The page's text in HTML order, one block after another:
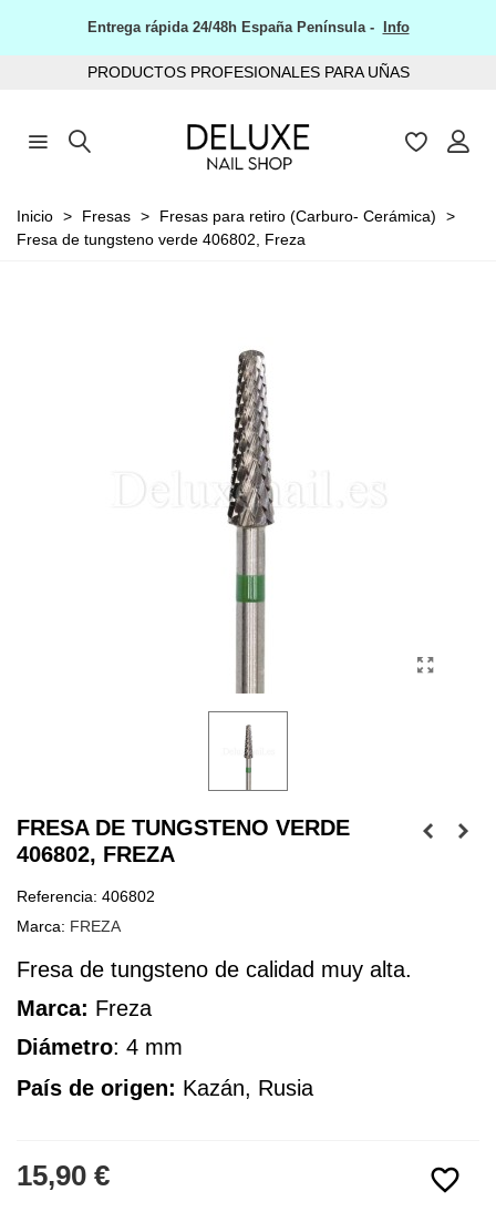
Entrega rápida 24/48h España Península - Info
PRODUCTOS PROFESIONALES PARA UÑAS
Inicio > Fresas > Fresas para retiro (Carburo- Cerámica)
>
Fresa de tungsteno verde 406802, Freza
FRESA DE TUNGSTENO VERDE
406802, FREZA
Referencia: 406802
Marca: FREZA
Fresa de tungsteno de calidad muy alta.
Marca: Freza
Diámetro: 4 mm
País de origen: Kazán, Rusia
favorite_border
15,90 €